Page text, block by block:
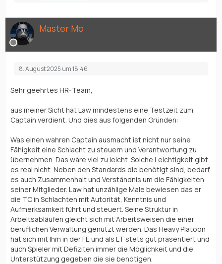
Master Mo
8. August 2025 um 18:46
Sehr geehrtes HR-Team,
aus meiner Sicht hat Law mindestens eine Testzeit zum
Captain verdient. Und dies aus folgenden Gründen:
Was einen wahren Captain ausmacht ist nicht nur seine
Fähigkeit eine Schlacht zu steuern und Verantwortung zu
übernehmen. Das wäre viel zu leicht. Solche Leichtigkeit gibt
es real nicht. Neben den Standards die benötigt sind, bedarf
es auch Zusammenhalt und Verständnis um die Fähigkeiten
seiner Mitglieder. Law hat unzählige Male bewiesen das er
die TC in Schlachten mit Autorität, Kenntnis und
Aufmerksamkeit führt und steuert. Seine Struktur in
Arbeitsabläufen gleicht sich mit Arbeitsweisen die einer
beruflichen Verwaltung genutzt werden. Das Heavy Platoon
hat sich mit Ihm in der FE und als LT stets gut präsentiert und
auch Spieler mit Defiziten immer die Möglichkeit und die
Unterstützung gegeben die sie benötigen.